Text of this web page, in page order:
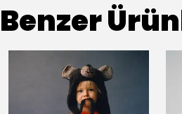
Benzer